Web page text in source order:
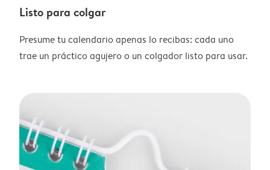
Listo para colgar
Presume tu calendario apenas lo recibas: cada uno
trae un práctico agujero o un colgador listo para usar.